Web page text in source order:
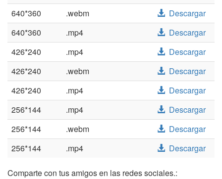
640*360
.webm
Descargar
640*360
.mp4
Descargar
426*240
.mp4
Descargar
426*240
.webm
Descargar
426*240
.mp4
Descargar
256*144
.mp4
Descargar
256*144
.webm
Descargar
256*144
.mp4 Descargar
Comparte con tus amigos en las redes sociales.: